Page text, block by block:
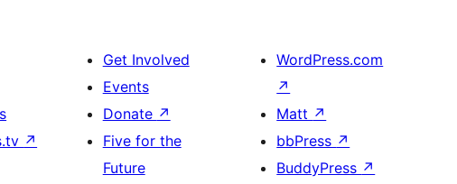
↗
Get Involved
Events
Donate ↗
Five for the
Future
WordPress.com
↗
Matt ↗
bbPress ↗
BuddyPress ↗